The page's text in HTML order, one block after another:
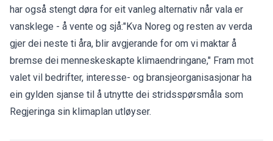
har også stengt døra for eit vanleg alternativ når vala er
vansklege - å vente og sjå:"Kva Noreg og resten av verda
gjer dei neste ti åra, blir avgjerande for om vi maktar å
bremse dei menneskeskapte klimaendringane," Fram mot
valet vil bedrifter, interesse- og bransjeorganisasjonar ha
ein gylden sjanse til å utnytte dei stridsspørsmåla som
Regjeringa sin klimaplan utløyser.